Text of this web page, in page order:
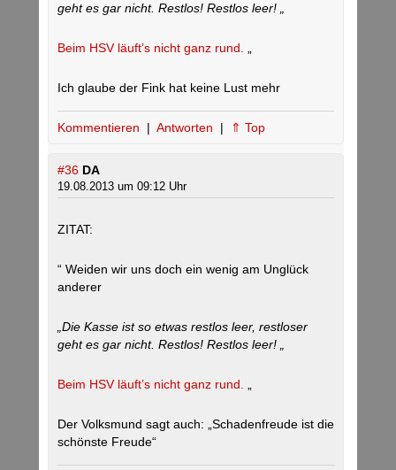
geht es gar nicht. Restlos! Restlos leer! „
Beim HSV läuft’s nicht ganz rund.
Ich glaube der Fink hat keine Lust mehr
Kommentieren | Antworten | ⇑ Top
#36 DA
19.08.2013 um 09:12 Uhr
ZITAT:
“ Weiden wir uns doch ein wenig am Unglück
anderer
„Die Kasse ist so etwas restlos leer, restloser
geht es gar nicht. Restlos! Restlos leer! „
Beim HSV läuft’s nicht ganz rund.
Der Volksmund sagt auch: „Schadenfreude ist die
schönste Freude“